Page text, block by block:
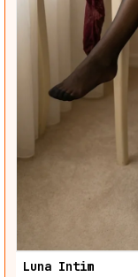
Luna Intim